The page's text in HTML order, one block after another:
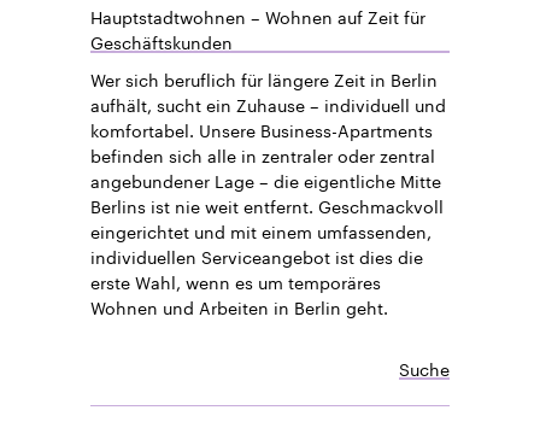
Hauptstadtwohnen – Wohnen auf Zeit für
Geschäftskunden
Wer sich beruflich für längere Zeit in Berlin
aufhält, sucht ein Zuhause – individuell und
komfortabel. Unsere Business-Apartments
befinden sich alle in zentraler oder zentral
angebundener Lage – die eigentliche Mitte
Berlins ist nie weit entfernt. Geschmackvoll
eingerichtet und mit einem umfassenden,
individuellen Serviceangebot ist dies die
erste Wahl, wenn es um temporäres
Wohnen und Arbeiten in Berlin geht.
Suche